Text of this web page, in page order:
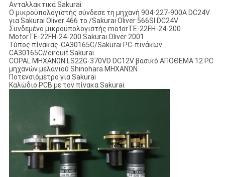
Ανταλλακτικά Sakurai:
Ο μικροϋπολογιστής σύνδεσε τη μηχανή 904-227-900A DC24V
για Sakurai Oliver 466 το /Sakurai Oliver 566SI DC24V
Συνδεμένο μικροϋπολογιστής motorTE-22FH-24-200
MotorTE-22FH-24-200 Sakurai Oliver 2001
Τύπος πίνακας-CA30165C/Sakurai PC-πινάκων
CA30165C//circuit Sakurai
COPAL ΜΗΧΑΝΩΝ LS22G-370VD DC12V βασικό ΑΠΌΘΕΜΑ 12 PC
μηχανών μελανιού Shinohara ΜΗΧΑΝΏΝ
Ποτενσιόμετρο για Sakurai
Καλώδιο PCB με τον πίνακα Sakurai.